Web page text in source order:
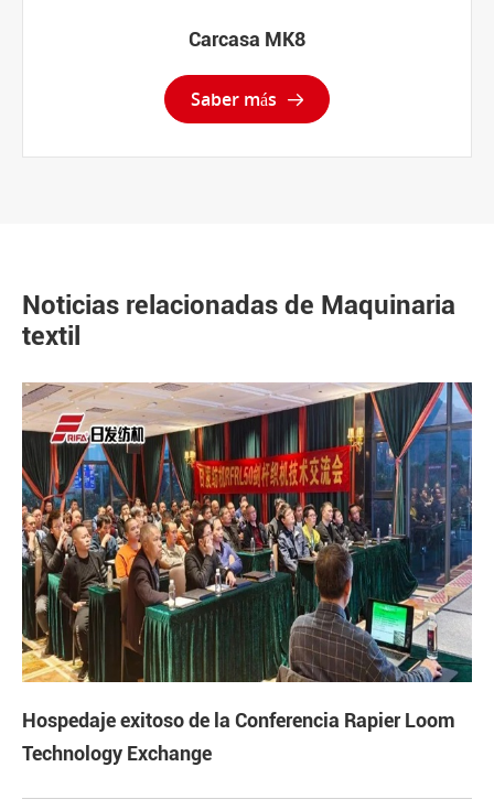
Carcasa MK8
Saber más 
Noticias relacionadas de Maquinaria
textil
Hospedaje exitoso de la Conferencia Rapier Loom
Technology Exchange